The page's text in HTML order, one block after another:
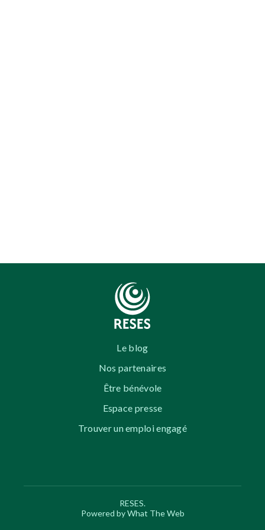
Le blog
Nos partenaires
Être bénévole
Espace presse
Trouver un emploi engagé
RESES.
Powered by What The Web